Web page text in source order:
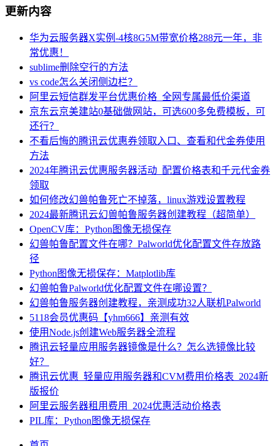
更新内容
华为云服务器X实例-4核8G5M带宽价格288元一年，非
常优惠！
sublime删除空行的方法
vs code怎么关闭侧边栏？
阿里云短信群发平台优惠价格_全网专属最低价渠道
京东云京美建站0基础做网站，可选600多免费模板，可
还行？
不看后悔的腾讯云优惠券领取入口、查看和代金券使用
方法
2024年腾讯云优惠服务器活动_配置价格表和千元代金券
领取
如何修改幻兽帕鲁死亡不掉落，linux游戏设置教程
2024最新腾讯云幻兽帕鲁服务器创建教程（超简单）
OpenCV库：Python图像无损保存
幻兽帕鲁配置文件在哪？Palworld优化配置文件存放路
径
Python图像无损保存：Matplotlib库
幻兽帕鲁Palworld优化配置文件在哪设置？
幻兽帕鲁服务器创建教程，亲测成功32人联机Palworld
5118会员优惠码【yhm666】亲测有效
使用Node.js创建Web服务器全流程
腾讯云轻量应用服务器镜像是什么？怎么选镜像比较
好？
腾讯云优惠_轻量应用服务器和CVM费用价格表_2024新
版报价
阿里云服务器租用费用_2024优惠活动价格表
PIL库：Python图像无损保存